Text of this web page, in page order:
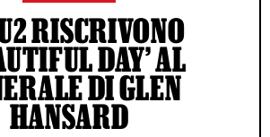
RISCRIVONO
DAY’ AL
DI GLEN
HANSARD